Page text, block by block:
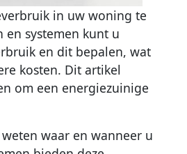
in uw woning te
en systemen kunt u
en dit bepalen, wat
kosten. Dit artikel
om een energiezuinige
waar en wanneer u